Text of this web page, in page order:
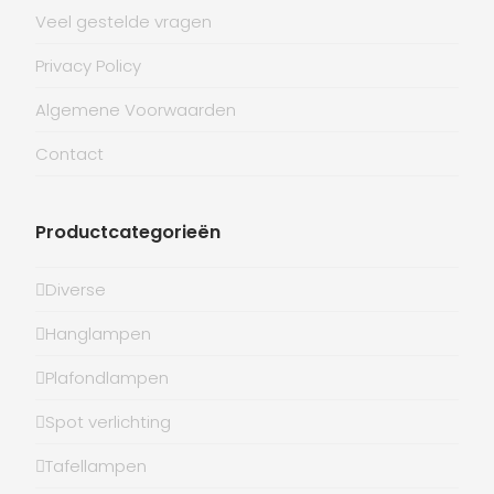
Veel gestelde vragen
Privacy Policy
Algemene Voorwaarden
Contact
Productcategorieën
Diverse
Hanglampen
Plafondlampen
Spot verlichting
Tafellampen